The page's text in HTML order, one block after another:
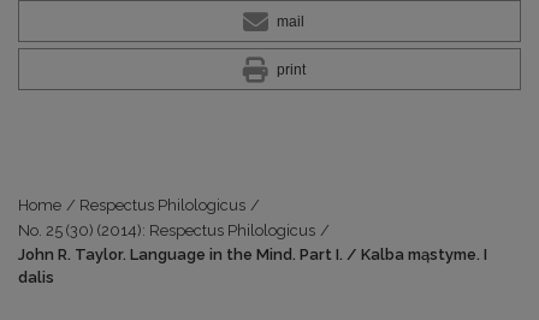
mail
print
Home / Respectus Philologicus /
No. 25 (30) (2014): Respectus Philologicus /
John R. Taylor. Language in the Mind. Part I. / Kalba mąstyme. I
dalis